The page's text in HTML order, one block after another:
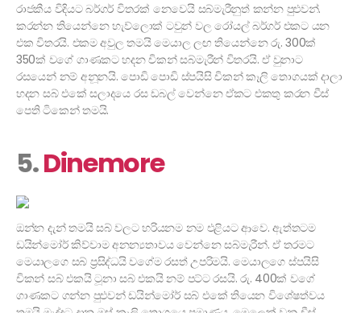
රාජකීය විදියට බර්ගර් විතරක් නෙවෙයි සබ්මැරීනුත් කන්න පුළුවන්.
කරන්න තියෙන්නෙ හැව්ලොක් ටවුන් වල රෝයල් බර්ගර් එකට යන
එක විතරයි. එකම අවුල තමයි මෙයාල ලඟ තියෙන්නෙ රු. 300ක්
350ක් වගේ ගාණකට හදන චිකන් සබ්මැරීන් විතරයි. ඒ වුනාට
රසයෙන් නම් අනූනයි. පොඩි පොඩි ස්පයිසි චිකන් කෑලි තොගයක් දාලා
හදන සබ් එකේ සලාදයෙ රස ඩබල් වෙන්නෙ ඒකට එකතු කරන චීස්
පෙති ටිකෙන් තමයි.
5.Dinemore
ඔන්න දැන් තමයි සබ් වලට හරියනම නම එළියට ආවෙ. ඇත්තටම
ඩයින්මෝර් කිව්වාම අනන්‍යතාවය වෙන්නෙ සබ්මැරීන්. ඒ තරමට
මෙයාලගෙ සබ් ප්‍රසිද්ධයි වගේම රසත් උපරිමයි. මෙයාලගෙ ස්පයිසි
චිකන් සබ් එකයි ටූනා සබ් එකයි නම් පට්ට රසයි. රු. 400ක් වගේ
ගාණකට ගන්න පුළුවන් ඩයින්මෝර් සබ් එකේ තියෙන විශේෂත්වය